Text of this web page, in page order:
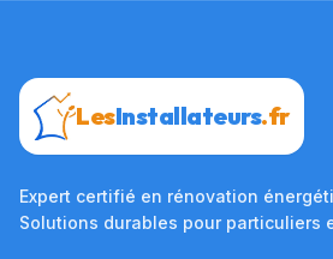
LesInstallateurs.fr
Expert certifié en rénovation
Solutions durables pour particuliers